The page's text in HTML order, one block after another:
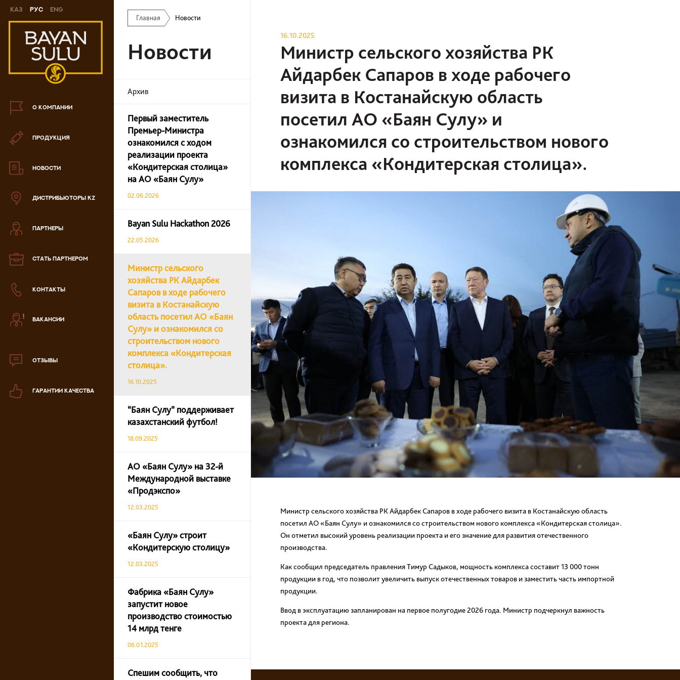
Каз Рус Eng
О КОМПАНИИ
ПРОДУКЦИЯ
НОВОСТИ
ДИСТРИБЬЮТОРЫ KZ
ПАРТНЕРЫ
СТАТЬ ПАРТНЕРОМ
КОНТАКТЫ
ВАКАНСИИ
ОТЗЫВЫ
ГАРАНТИИ КАЧЕСТВА
паста
продукции
РФ
Главная Новости
Новости
Архив
Первый заместитель
Премьер-Министра
ознакомился с ходом
реализации проекта
«Кондитерская столица»
на АО «Баян Сулу»
02.06.2026
Bayan Sulu Hackathon 2026
22.05.2026
Министр сельского
хозяйства РК Айдарбек
Сапаров в ходе рабочего
визита в Костанайскую
область посетил АО «Баян
Сулу» и ознакомился со
строительством нового
комплекса «Кондитерская
столица».
16.10.2025
“Баян Сулу” поддерживает
казахстанский футбол!
18.09.2025
АО «Баян Сулу» на 32-й
Международной выставке
«Продэкспо»
12.03.2025
«Баян Сулу» строит
«Кондитерскую столицу»
12.03.2025
Фабрика «Баян Сулу»
запустит новое
производство стоимостью
14 млрд тенге
06.01.2025
Спешим сообщить, что
16.10.2025
Министр сельского хозяйства РК
Айдарбек Сапаров в ходе рабочего
визита в Костанайскую область
посетил АО «Баян Сулу» и
ознакомился со строительством нового
комплекса «Кондитерская столица».
Министр сельского хозяйства РК Айдарбек Сапаров в ходе рабочего визита в Костанайскую область
посетил АО «Баян Сулу» и ознакомился со строительством нового комплекса «Кондитерская столица».
Он отметил высокий уровень реализации проекта и его значение для развития отечественного
производства.
Как сообщил председатель правления Тимур Садыков, мощность комплекса составит 13 000 тонн
продукции в год, что позволит увеличить выпуск отечественных товаров и заместить часть импортной
продукции.
Ввод в эксплуатацию запланирован на первое полугодие 2026 года. Министр подчеркнул важность
проекта для региона.